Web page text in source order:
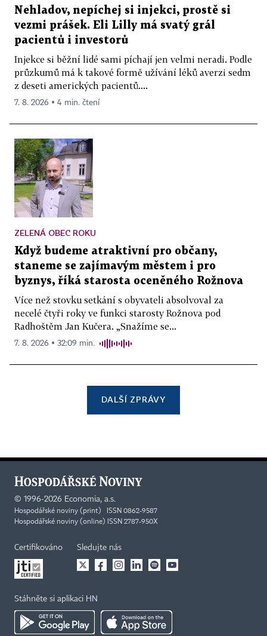
Nehladov, nepíchej si injekci, prostě si
vezmi prášek. Eli Lilly má svatý grál
pacientů i investorů
Injekce si běžní lidé sami píchají jen velmi neradi. Podle
průzkumů má k takové formě užívání léků averzi sedm
z deseti amerických pacientů....
7. 8. 2026 ▪ 4 min. čtení
ZELENÁ OBEC ROKU
Když budeme atraktivní pro občany,
staneme se zajímavým městem i pro
byznys, říká starosta oceněného Rožnova
Více než stovku setkání s obyvateli absolvoval za
necelé čtyři roky ve funkci starosty Rožnova pod
Radhoštěm Jan Kučera. „Snažíme se...
7. 8. 2026 ▪ 32:09 min.
DALŠÍ ZPRÁVY
© 1996-2026 Economia, a.s.
Hospodářské noviny (print) ISSN 0862-9587
Hospodářské noviny (online) ISSN 2787-950X
Certifikováno Sledujte nás
Stáhněte si aplikaci HN